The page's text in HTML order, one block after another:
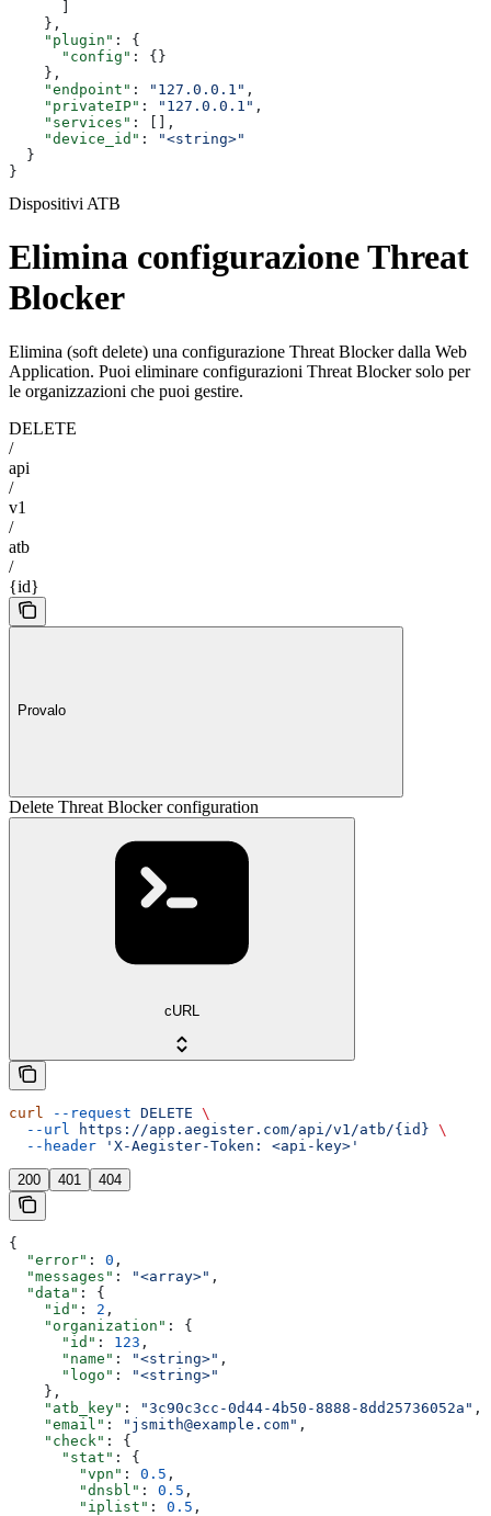
    },
    "plugin"
: {
      "config"
: {}
    },
    "endpoint"
: "127.0.0.1" ,
    "privateIP"
: "127.0.0.1" ,
    "services"
: [],
    "device_id"
:
"<string>"
  }
}
Dispositivi ATB
Elimina configurazione Threat
Blocker
Elimina (soft delete) una configurazione Threat Blocker dalla Web
Application. Puoi eliminare configurazioni Threat Blocker solo per
le organizzazioni che puoi gestire.
DELETE
/
api
/
v1
/
atb
/
{id}
Provalo
Delete Threat Blocker configuration
cURL
curl --request DELETE \
  --url
https://app.aegister.com/api/v1/atb/{id} \
  --header
'X-Aegister-Token: <api-key>'
200 401 404
{
  "error"
: 0 ,
  "messages"
: "<array>" ,
  "data"
: {
    "id"
: 2 ,
    "organization"
: {
      "id"
: 123 ,
      "name"
: "<string>" ,
      "logo"
:
"<string>"
    },
    "atb_key"
: "3c90c3cc-0d44-4b50-8888-8dd25736052a" ,
    "email"
: "jsmith@example.com" ,
    "check"
: {
      "stat"
: {
        "vpn"
: 0.5 ,
        "dnsbl"
: 0.5 ,
        "iplist"
: 0.5 ,